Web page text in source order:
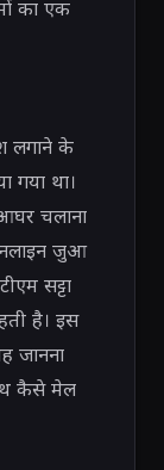
का एक
लगाने के
गया था।
चलाना
जुआ
सट्टा
है। इस
जानना
कैसे मेल